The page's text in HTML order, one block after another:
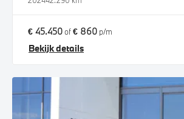
€ 45.450of€ 860 p/m
Bekijk details